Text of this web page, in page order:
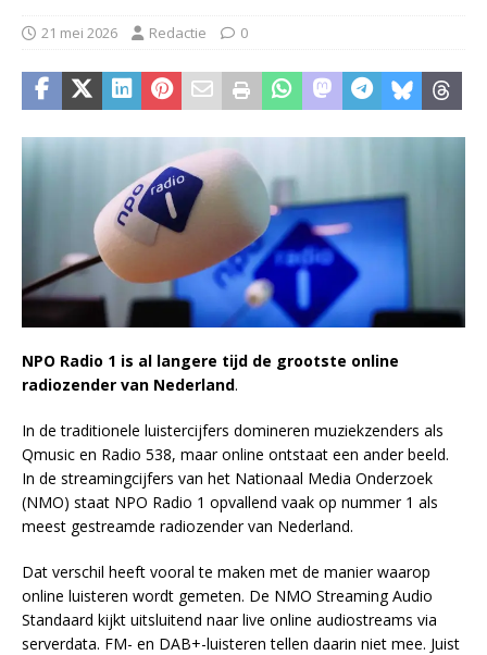
21 mei 2026 Redactie 0
NPO Radio 1 is al langere tijd de grootste online
radiozender van Nederland.
In de traditionele luistercijfers domineren muziekzenders als
Qmusic en Radio 538, maar online ontstaat een ander beeld.
In de streamingcijfers van het Nationaal Media Onderzoek
(NMO) staat NPO Radio 1 opvallend vaak op nummer 1 als
meest gestreamde radiozender van Nederland.
Dat verschil heeft vooral te maken met de manier waarop
online luisteren wordt gemeten. De NMO Streaming Audio
Standaard kijkt uitsluitend naar live online audiostreams via
serverdata. FM- en DAB+-luisteren tellen daarin niet mee. Juist